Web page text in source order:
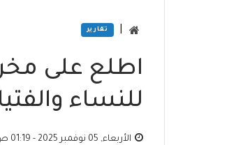
تقارير
اطلع على
للنساء
الأربعاء, 05 نوفمبر 2025 - 01:19 ص